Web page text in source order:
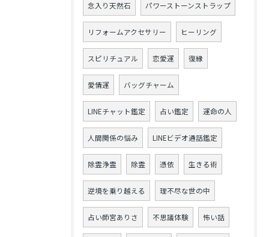
念入り天然石 パワーストーンストラップ
リフォームアクセサリー ヒーリング
スピリチュアル 恋愛運 復縁
愛情運 バッグチャーム
LINEチャット鑑定 占い鑑定 運命の人
人間関係の悩み LINEビデオ通話鑑定
除霊浄霊 除霊 憑依 生きる術
逆境を乗り越える 理不尽な世の中
占い師宮ありさ 不思議体験 怖い話